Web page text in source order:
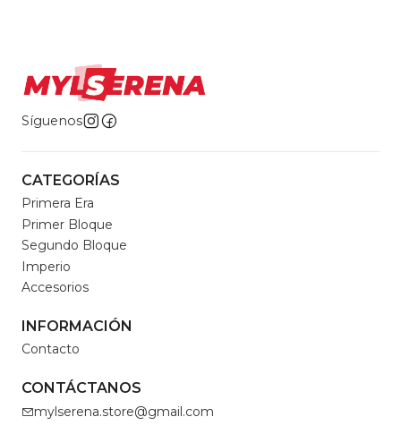
Síguenos
CATEGORÍAS
Primera Era
Primer Bloque
Segundo Bloque
Imperio
Accesorios
INFORMACIÓN
Contacto
CONTÁCTANOS
mylserena.store@gmail.com